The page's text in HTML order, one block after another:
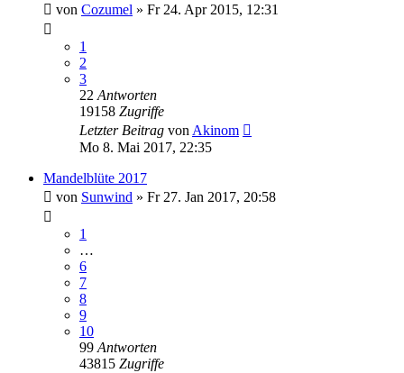
von Cozumel » Fr 24. Apr 2015, 12:31
1
2
3
22 Antworten
19158 Zugriffe
Letzter Beitrag von Akinom
Mo 8. Mai 2017, 22:35
Mandelblüte 2017
von Sunwind » Fr 27. Jan 2017, 20:58
1
…
6
7
8
9
10
99 Antworten
43815 Zugriffe